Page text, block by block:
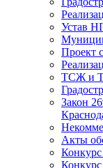
Устав
Проект
ТСЖ и
Закон
Акты